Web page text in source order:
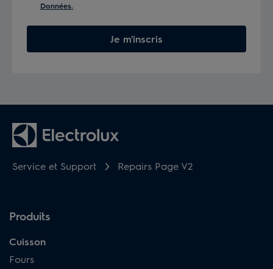
Données.
Je m'inscris
Service et Support Repairs Page V2
Produits
Cuisson
Fours